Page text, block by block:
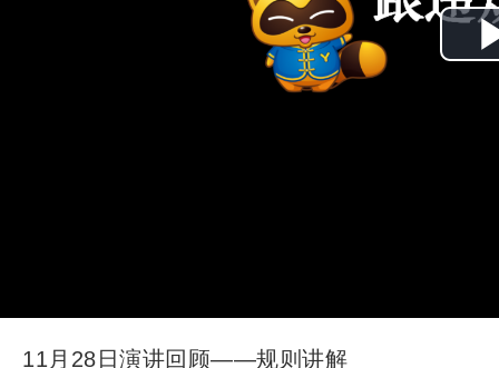
播
11月28日演讲回顾——规则讲解